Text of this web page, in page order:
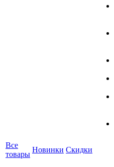
Все
товары
Новинки Скидки